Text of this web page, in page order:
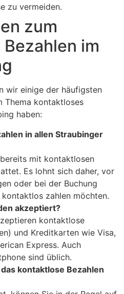
zu vermeiden.
zum
im
wir einige der häufigsten
Thema kontaktloses
haben:
in allen Straubinger
mit kontaktlosen
Es lohnt sich daher, vor
oder bei der Buchung
zahlen möchten.
akzeptiert?
kontaktlose
und Kreditkarten wie Visa,
Express. Auch
sind üblich.
kontaktlose Bezahlen